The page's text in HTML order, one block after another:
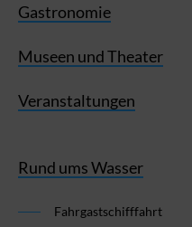
Gastronomie
Museen und Theater
Veranstaltungen
Rund ums Wasser
Fahrgastschifffahrt